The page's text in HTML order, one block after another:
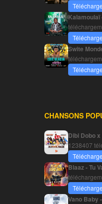
Swite
CHANSONS
Dibi Dobo
1238407
Blaaz - Tu
Vano Baby